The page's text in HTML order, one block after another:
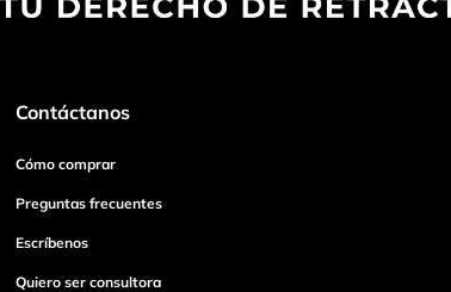
Contáctanos
Cómo comprar
Preguntas frecuentes
Escríbenos
Quiero ser consultora